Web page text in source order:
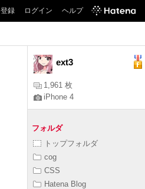
録 ログイン ヘルプ
ext3
1,961 枚
iPhone 4
フォルダ
トップフォルダ
cog
CSS
Hatena Blog